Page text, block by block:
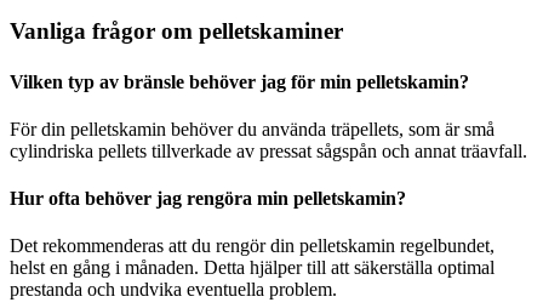
Vanliga frågor om pelletskaminer
Vilken typ av bränsle behöver jag för min pelletskamin?
För din pelletskamin behöver du använda träpellets, som är små
cylindriska pellets tillverkade av pressat sågspån och annat träavfall.
Hur ofta behöver jag rengöra min pelletskamin?
Det rekommenderas att du rengör din pelletskamin regelbundet,
helst en gång i månaden. Detta hjälper till att säkerställa optimal
prestanda och undvika eventuella problem.